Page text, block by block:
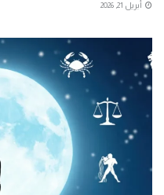
أبريل 21, 2026